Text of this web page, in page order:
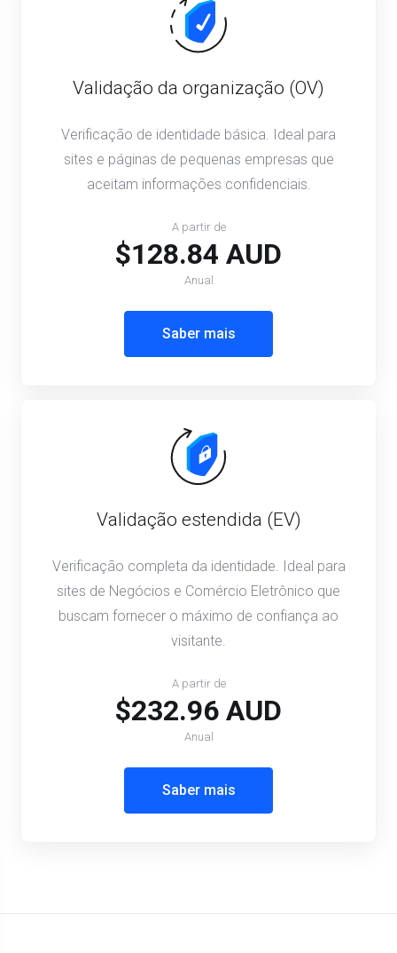
Validação da organização (OV)
Verificação de identidade básica. Ideal para
sites e páginas de pequenas empresas que
aceitam informações confidenciais.
A partir de
$128.84 AUD
Anual
Saber mais
Validação estendida (EV)
Verificação completa da identidade. Ideal para
sites de Negócios e Comércio Eletrônico que
buscam fornecer o máximo de confiança ao
visitante.
A partir de
$232.96 AUD
Anual
Saber mais